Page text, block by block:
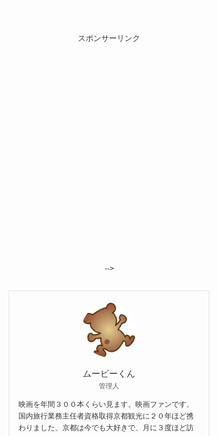
スポンサーリンク
-->
ムービーくん
管理人
映画を年間３００本くらい見ます。映画ファンです。
国内旅行業務主任者資格取得京都観光に２０年ほど携
わりました。京都は今でも大好きで、月に３度ほど訪